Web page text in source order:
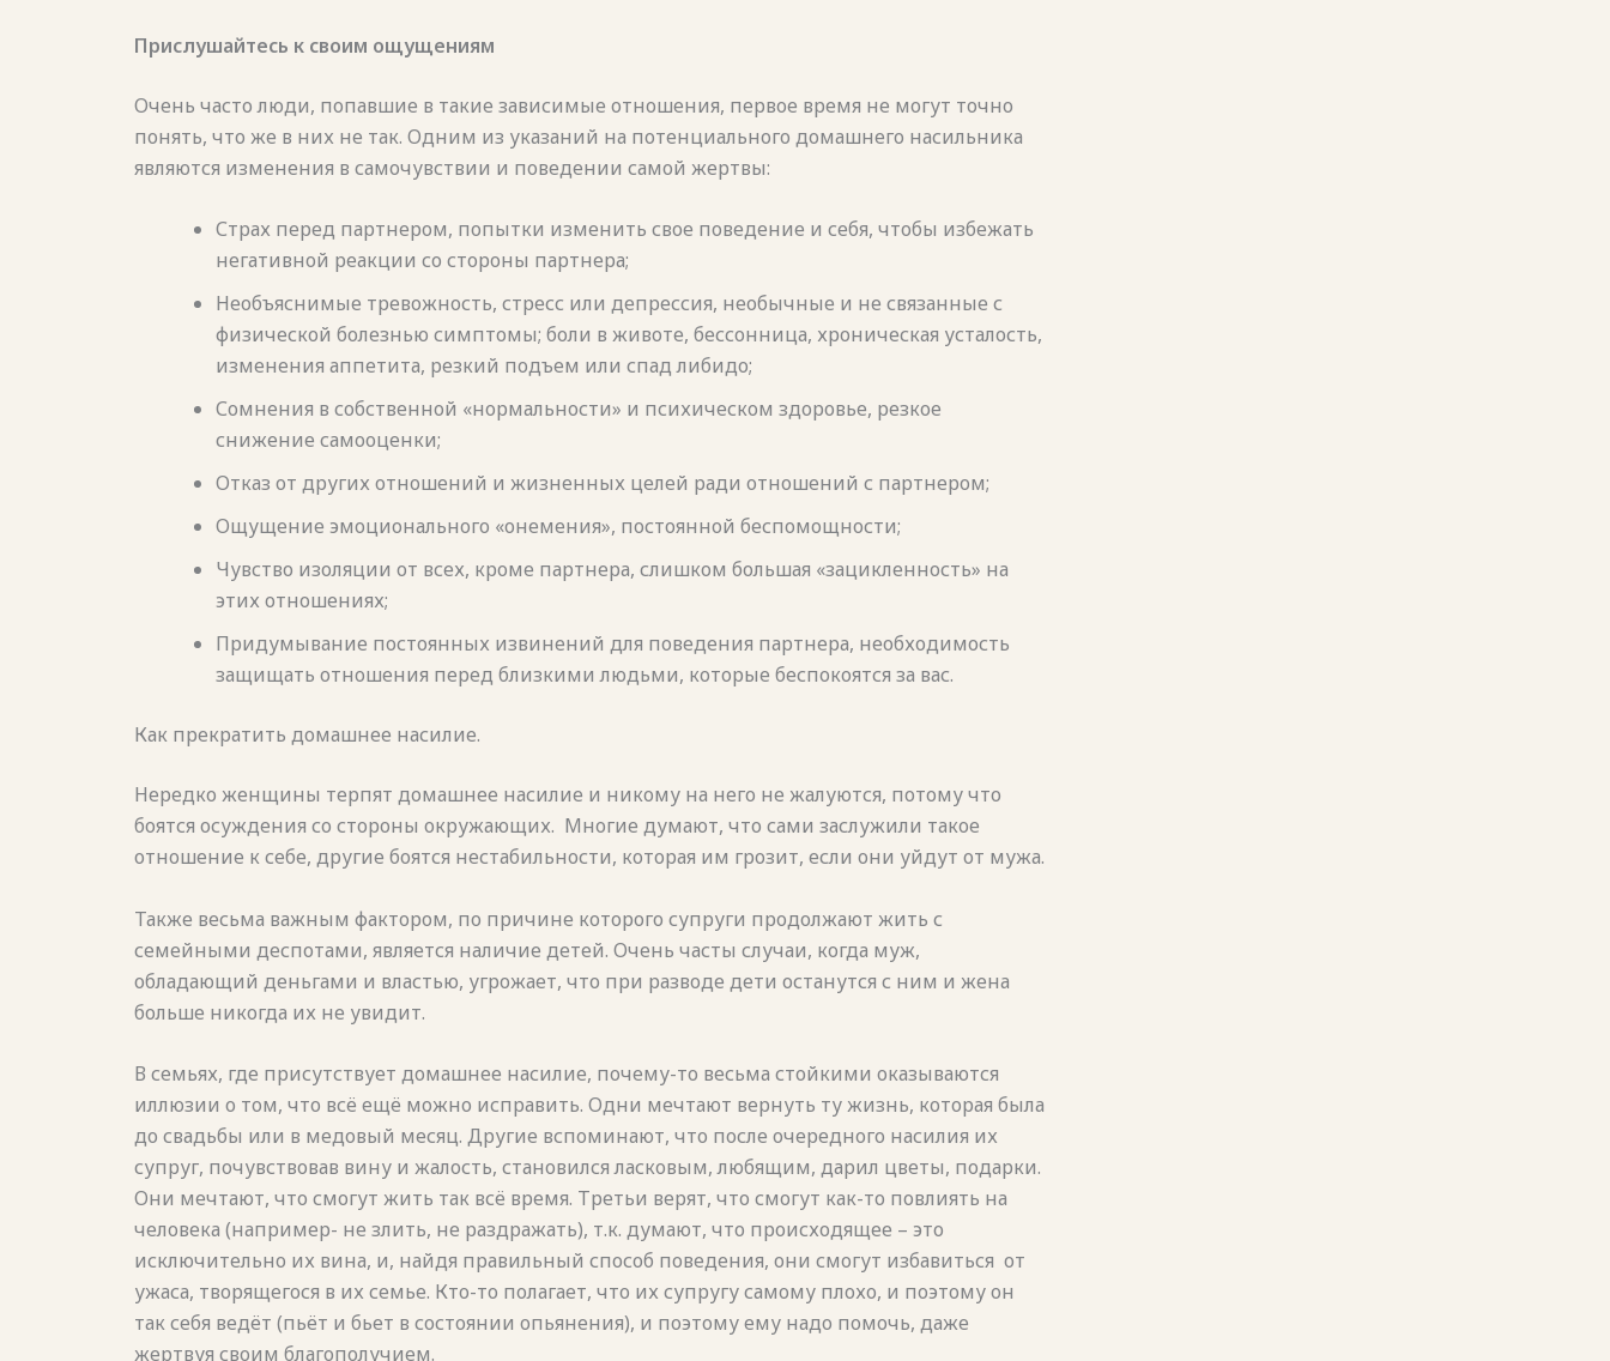
Прислушайтесь к своим ощущениям
Очень часто люди, попавшие в такие зависимые отношения, первое время не могут точно
понять, что же в них не так. Одним из указаний на потенциального домашнего насильника
являются изменения в самочувствии и поведении самой жертвы:
Страх перед партнером, попытки изменить свое поведение и себя, чтобы избежать
негативной реакции со стороны партнера;
Необъяснимые тревожность, стресс или депрессия, необычные и не связанные с
физической болезнью симптомы; боли в животе, бессонница, хроническая усталость,
изменения аппетита, резкий подъем или спад либидо;
Сомнения в собственной «нормальности» и психическом здоровье, резкое
снижение самооценки;
Отказ от других отношений и жизненных целей ради отношений с партнером;
Ощущение эмоционального «онемения», постоянной беспомощности;
Чувство изоляции от всех, кроме партнера, слишком большая «зацикленность» на
этих отношениях;
Придумывание постоянных извинений для поведения партнера, необходимость
защищать отношения перед близкими людьми, которые беспокоятся за вас.
Как прекратить домашнее насилие.
Нередко женщины терпят домашнее насилие и никому на него не жалуются, потому что
боятся осуждения со стороны окружающих. Многие думают, что сами заслужили такое
отношение к себе, другие боятся нестабильности, которая им грозит, если они уйдут от мужа.
Также весьма важным фактором, по причине которого супруги продолжают жить с
семейными деспотами, является наличие детей. Очень часты случаи, когда муж,
обладающий деньгами и властью, угрожает, что при разводе дети останутся с ним и жена
больше никогда их не увидит.
В семьях, где присутствует домашнее насилие, почему-то весьма стойкими оказываются
иллюзии о том, что всё ещё можно исправить. Одни мечтают вернуть ту жизнь, которая была
до свадьбы или в медовый месяц. Другие вспоминают, что после очередного насилия их
супруг, почувствовав вину и жалость, становился ласковым, любящим, дарил цветы, подарки.
Они мечтают, что смогут жить так всё время. Третьи верят, что смогут как-то повлиять на
человека (например- не злить, не раздражать), т.к. думают, что происходящее – это
исключительно их вина, и, найдя правильный способ поведения, они смогут избавиться от
ужаса, творящегося в их семье. Кто-то полагает, что их супругу самому плохо, и поэтому он
так себя ведёт (пьёт и бьет в состоянии опьянения), и поэтому ему надо помочь, даже
жертвуя своим благополучием.